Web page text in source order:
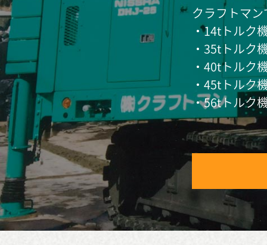
クラフトマ
・14tトル
・35tトル
・40tトル
・45tトル
・56tトル